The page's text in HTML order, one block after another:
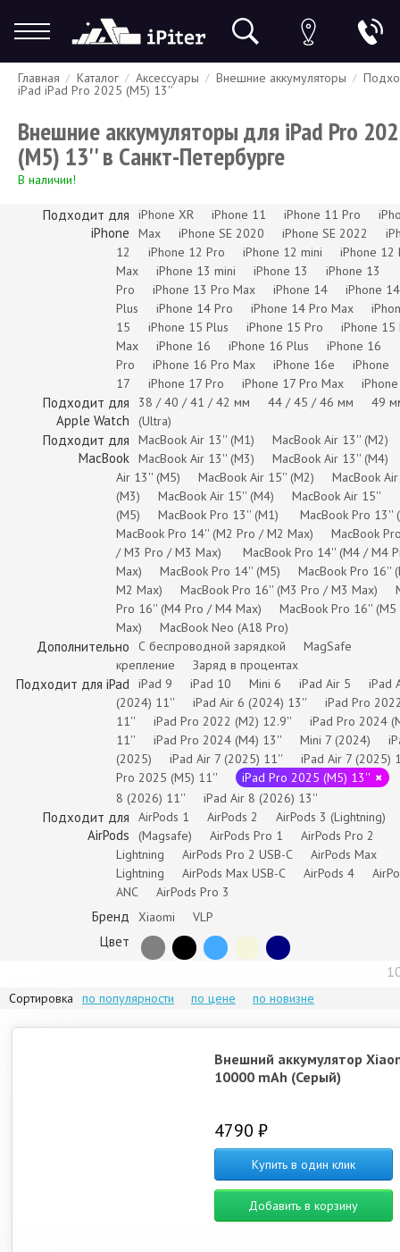
Гарантия Доставка и оплата Спецпредложения Скидки
Главная Каталог Аксессуары Внешние аккумуляторы
iPad iPad Pro 2025 (M5) 13''
Внешние аккумуляторы для iPad Pro
(M5) 13'' в Санкт-Петербурге
В наличии!
Подходит для
iPhone
iPhone XR iPhone 11 iPhone 11 Pro
Max
iPhone SE 2020 iPhone SE 2022
12
iPhone 12 Pro iPhone 12 mini
iPhone 12
Max
iPhone 13 mini iPhone 13
iPhone 13
Pro
iPhone 13 Pro Max iPhone 14
iPhone 14
Plus
iPhone 14 Pro iPhone 14 Pro Max
15
iPhone 15 Plus iPhone 15 Pro
iPhone 15
Max
iPhone 16 iPhone 16 Plus
iPhone 16
Pro
iPhone 16 Pro Max iPhone 16e
iPhone
17
iPhone 17 Pro iPhone 17 Pro Max
Подходит для
Apple Watch
38 / 40 / 41 / 42 мм 44 / 45 / 46 мм
49
(Ultra)
Подходит для
MacBook
MacBook Air 13'' (M1)
MacBook Air 13'' (M2)
MacBook Air 13'' (M3)
MacBook Air 13'' (M4)
Air 13'' (M5)
MacBook Air 15'' (M2)
MacBook
(M3)
MacBook Air 15'' (M4)
MacBook Air 15''
(M5)
MacBook Pro 13'' (M1)
MacBook Pro 13''
MacBook Pro 14'' (M2 Pro / M2 Max)
MacBook
/ M3 Pro / M3 Max)
MacBook Pro 14'' (M4 / M4
Max)
MacBook Pro 14'' (M5)
MacBook Pro 16''
M2 Max)
MacBook Pro 16'' (M3 Pro / M3 Max)
Pro 16'' (M4 Pro / M4 Max)
MacBook Pro 16''
Max)
MacBook Neo (A18 Pro)
Дополнительно С беспроводной зарядкой
MagSafe
крепление
Заряд в процентах
Подходит для iPad iPad 9 iPad 10 Mini 6 iPad Air 5
iPad
(2024) 11''
iPad Air 6 (2024) 13''
iPad Pro
11''
iPad Pro 2022 (M2) 12.9''
iPad Pro 2024
11''
iPad Pro 2024 (M4) 13'' Mini 7 (2024)
(2025)
iPad Air 7 (2025) 11''
iPad Air 7 (2025)
Pro 2025 (M5) 11''
iPad Pro 2025 (M5) 13''
8 (2026) 11''
iPad Air 8 (2026) 13''
Подходит для
AirPods
AirPods 1 AirPods 2
AirPods 3 (Lightning)
(Magsafe)
AirPods Pro 1
AirPods Pro 2
Lightning
AirPods Pro 2 USB-C
AirPods Max
Lightning
AirPods Max USB-C AirPods 4
ANC
AirPods Pro 3
Бренд Xiaomi VLP
Цвет
Сортировка по популярности по цене по новизне
Внешний аккумулятор
10000 mAh (Серый)
4790 ₽
Купить в один клик
Добавить в корзину